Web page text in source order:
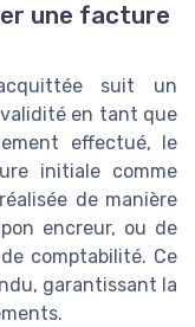
une facture
suit un
en tant que
effectué, le
initiale comme
de manière
encreur, ou de
comptabilité. Ce
garantissant la